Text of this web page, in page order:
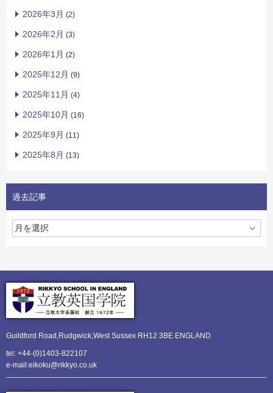
2026年3月 (2)
2026年2月 (3)
2026年1月 (2)
2025年12月 (9)
2025年11月 (4)
2025年10月 (16)
2025年9月 (11)
2025年8月 (13)
過去記事
Guildford Road,Rudgwick,West Sussex RH12 3BE ENGLAND
tel: +44-(0)1403-822107
e-mail:eikoku@rikkyo.co.uk